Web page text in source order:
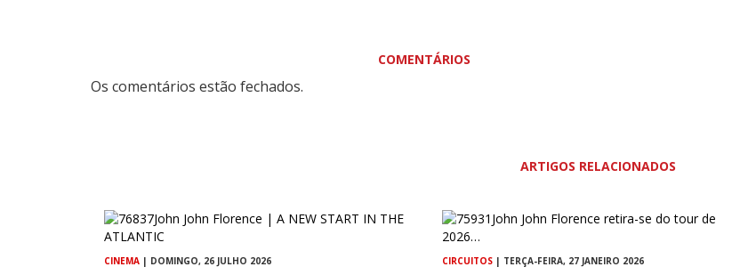
COMENTÁRIOS
Os comentários estão fechados.
ARTIGOS RELACIONADOS
CINEMA | DOMINGO, 26 JULHO 2026 CIRCUITOS | TERÇA-FEIRA, 27 JANEIRO 2026